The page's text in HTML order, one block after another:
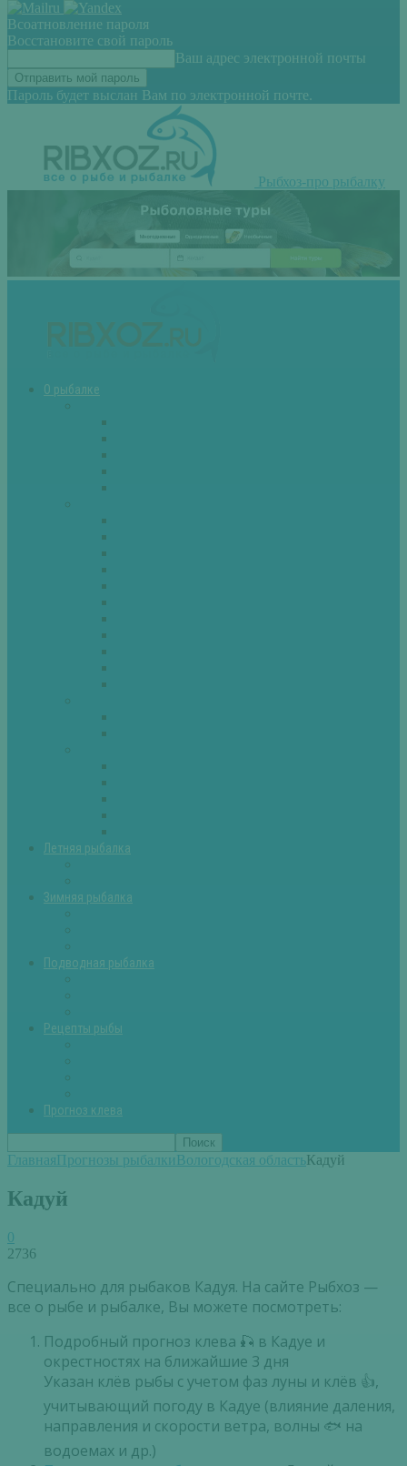
Всоатновление пароля
Восстановите свой пароль
Ваш адрес электронной почты
Пароль будет выслан Вам по электронной почте.
Рыбхоз-про рыбалку
О рыбалке
Летняя рыбалка
Зимняя рыбалка
Подводная рыбалка
Рецепты рыбы
Прогноз клева
ГлавнаяПрогнозы рыбалкиВологодская областьКадуй
Кадуй
0
2736
Специально для рыбаков Кадуя. На сайте Рыбхоз —
все о рыбе и рыбалке, Вы можете посмотреть:
Подробный прогноз клева 🎣 в Кадуе и
окрестностях на ближайшие 3 дня
Указан клёв рыбы с учетом фаз луны и клёв 👍,
учитывающий погоду в Кадуе (влияние даления,
направления и скорости ветра, волны 🐟 на
водоемах и др.)